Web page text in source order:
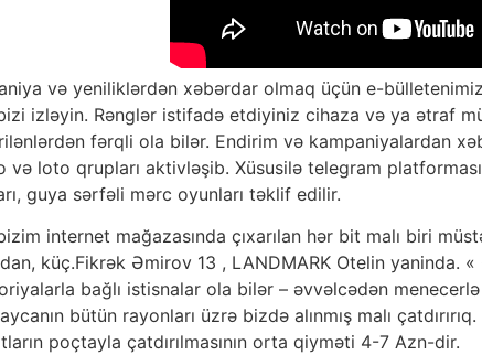
və yeniliklərdən xəbərdar olmaq üçün e-
izləyin. Rənglər istifadə etdiyiniz cihaza və ya ətraf
fərqli ola bilər. Endirim və kampaniyalardan
və loto qrupları aktivləşib. Xüsusilə telegram
guya sərfəli mərc oyunları təklif edilir.
bizim internet mağazasında çıxarılan hər bit malı biri
küç.Fikrək Əmirov 13 , LANDMARK Otelin yaninda.
bağlı istisnalar ola bilər – əvvəlcədən
bütün rayonları üzrə bizdə alınmış malı
poçtayla çatdırılmasının orta qiyməti 4-7 Azn-dir.